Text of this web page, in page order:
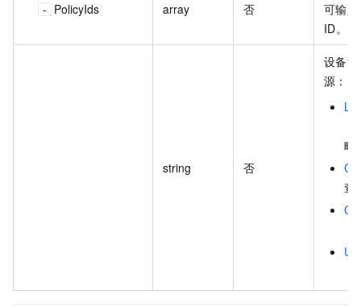
PolicyIds array 否
可输
ID。
string 否
设备
源：
略
查